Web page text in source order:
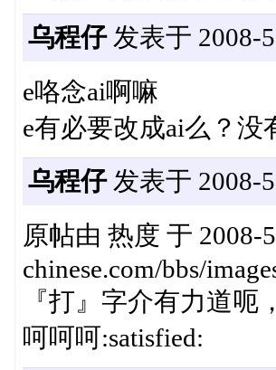
乌程仔发表于 2008-
e咯念ai啊嘛
e有必要改成ai么？没
乌程仔发表于 2008-
原帖由 热度 于 2008-
chinese.com/bbs/
『打』字介有力道呃
呵呵呵:satisfied: